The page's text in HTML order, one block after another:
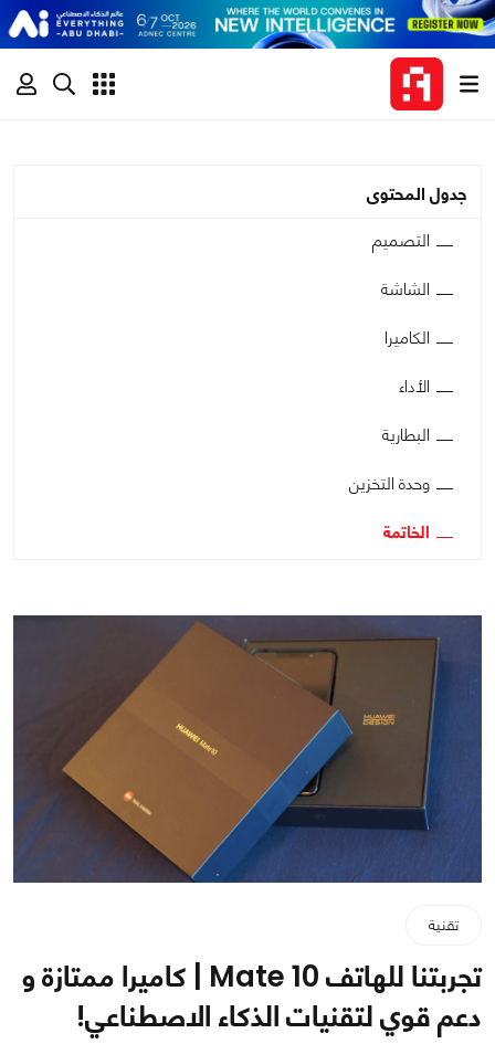
جدول المحتوى
التصميم
الشاشة
الكاميرا
الأداء
البطارية
وحدة التخزين
الخاتمة
تقنية
تجربتنا للهاتف Mate 10 | كاميرا ممتازة و
دعم قوي لتقنيات الذكاء الاصطناعي!